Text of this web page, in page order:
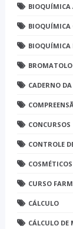
BIOQUÍMICA
BIOQUÍMICA
CADERNO
CONCURSOS
CONTROLE
CURSO
CÁLCULO
CÁLCULO